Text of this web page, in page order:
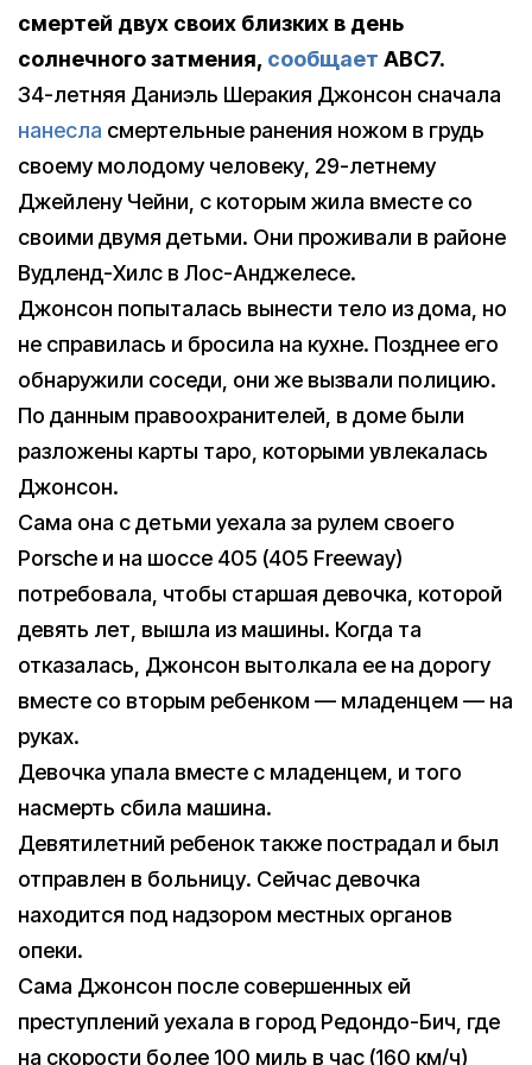
смертей двух своих близких в день
солнечного затмения, сообщает ABC7.
34-летняя Даниэль Шеракия Джонсон сначала
нанесла смертельные ранения ножом в грудь
своему молодому человеку, 29-летнему
Джейлену Чейни, с которым жила вместе со
своими двумя детьми. Они проживали в районе
Вудленд-Хилс в Лос-Анджелесе.
Джонсон попыталась вынести тело из дома, но
не справилась и бросила на кухне. Позднее его
обнаружили соседи, они же вызвали полицию.
По данным правоохранителей, в доме были
разложены карты таро, которыми увлекалась
Джонсон.
Сама она с детьми уехала за рулем своего
Porsche и на шоссе 405 (405 Freeway)
потребовала, чтобы старшая девочка, которой
девять лет, вышла из машины. Когда та
отказалась, Джонсон вытолкала ее на дорогу
вместе со вторым ребенком — младенцем — на
руках.
Девочка упала вместе с младенцем, и того
насмерть сбила машина.
Девятилетний ребенок также пострадал и был
отправлен в больницу. Сейчас девочка
находится под надзором местных органов
опеки.
Сама Джонсон после совершенных ей
преступлений уехала в город Редондо-Бич, где
на скорости более 100 миль в час (160 км/ч)